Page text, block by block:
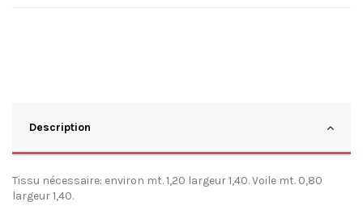
Description
Tissu nécessaire: environ mt. 1,20 largeur 1,40. Voile mt. 0,80
largeur 1,40.